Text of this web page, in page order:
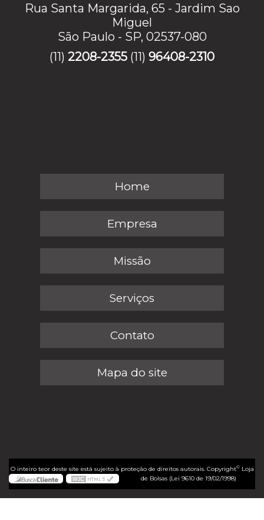
Rua Santa Margarida, 65 - Jardim Sao
Miguel
São Paulo - SP, 02537-080
(11) 2208-2355 (11) 96408-2310
Home
Empresa
Missão
Serviços
Contato
Mapa do site
O inteiro teor deste site está sujeito à proteção de direitos autorais. Copyright©Loja
de Bolsas (Lei 9610 de 19/02/1998)